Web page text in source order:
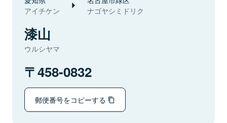
アイチケン ナゴヤシミドリク
漆山
ウルシヤマ
458-0832
郵便番号をコピーする